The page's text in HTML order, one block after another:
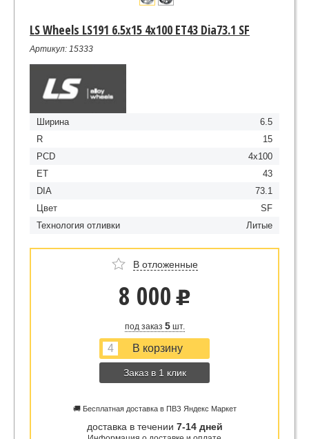
LS Wheels LS191 6.5x15 4x100 ET43 Dia73.1 SF
Артикул: 15333
Ширина
6.5
R
15
PCD
4x100
ET
43
DIA
73.1
Цвет
SF
Технология отливки
Литые
В отложенные
8 000 u
под заказ 5шт.
Заказ в 1 клик
🚚 Бесплатная доставка в ПВЗ Яндекс Маркет
доставка в течении 7-14 дней